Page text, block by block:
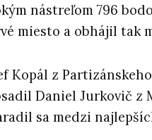
nástreľom 796
miesto a obhájil
Kopál z
Daniel Jurkovič z
sa medzi